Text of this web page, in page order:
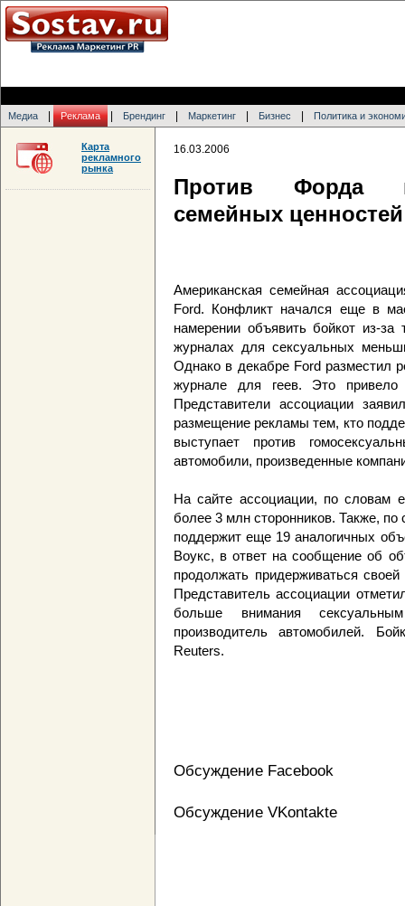
Медиа Реклама Брендинг Маркетинг Бизнес Политика и
16.03.2006
Против Форда
семейных ценностей
Американская семейная
Ford. Конфликт начался еще в
намерении объявить бойкот из-
журналах для сексуальных
Однако в декабре Ford разместил
журнале для геев. Это привело
Представители ассоциации
размещение рекламы тем, кто
выступает против
автомобили, произведенные
На сайте ассоциации, по словам
более 3 млн сторонников. Также,
поддержит еще 19 аналогичных
Воукс, в ответ на сообщение об
продолжать придерживаться
Представитель ассоциации
больше внимания
производитель автомобилей.
Reuters.
Обсуждение Facebook
Обсуждение VKontakte
Карта
рекламного
рынка